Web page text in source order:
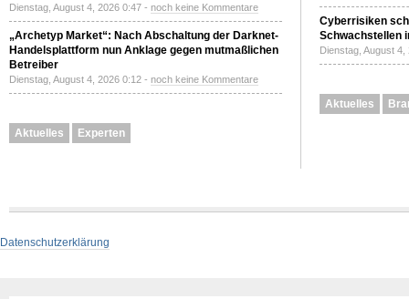
Dienstag, August 4, 2026 0:47 - noch keine Kommentare
„Archetyp Market“: Nach Abschaltung der Darknet-
Handelsplattform nun Anklage gegen mutmaßlichen
Betreiber
Dienstag, August 4, 2026 0:12 - noch keine Kommentare
Aktuelles Experten
Cyberrisiken
Schwachstellen
Dienstag, August
Aktuelles
Datenschutzerklärung